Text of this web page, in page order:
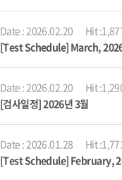
Date : 2026.02.20
Hit
[Test Schedule] March,
Date : 2026.02.20
Hit
[검사일정] 2026년 3월
Date : 2026.01.28
Hit
[Test Schedule] February,